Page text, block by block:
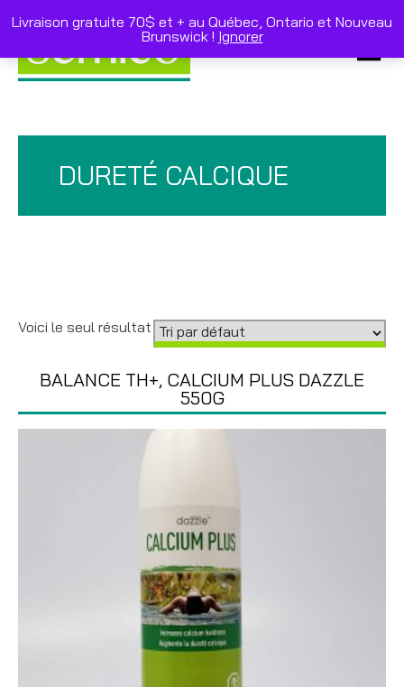
to
DURETÉ CALCIQUE
Voici le seul résultat
BALANCE TH+, CALCIUM PLUS DAZZLE
550G
Livraison gratuite 70$ et + au Québec, Ontario et Nouveau
Brunswick ! Ignorer